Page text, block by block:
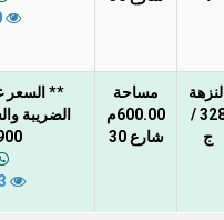
50
النزهة
328 /
ج
مساحة
600.00م
شارع 30
** السعر
الضريبة